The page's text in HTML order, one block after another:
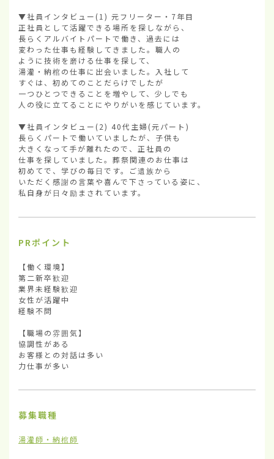
▼社員インタビュー(1) 元フリーター・7年目
正社員として活躍できる場所を探しながら、
長らくアルバイトパートで働き、過去には
変わった仕事も経験してきました。職人の
ように技術を磨ける仕事を探して、
湯灌・納棺の仕事に出会いました。入社して
すぐは、初めてのことだらけでしたが
一つひとつできることを増やして、少しでも
人の役に立てることにやりがいを感じています。
▼社員インタビュー(2) 40代主婦(元パート)
長らくパートで働いていましたが、子供も
大きくなって手が離れたので、正社員の
仕事を探していました。葬祭関連のお仕事は
初めてで、学びの毎日です。ご遺族から
いただく感謝の言葉や喜んで下さっている姿に、
私自身が日々励まされています。
PRポイント
【働く環境】
第二新卒歓迎
業界未経験歓迎
女性が活躍中
経験不問
【職場の雰囲気】
協調性がある
お客様との対話は多い
力仕事が多い
募集職種
湯灌師・納棺師